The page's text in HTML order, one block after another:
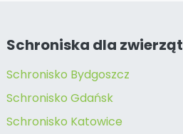
Schroniska dla zwierząt
Schronisko Bydgoszcz
Schronisko Gdańsk
Schronisko Katowice